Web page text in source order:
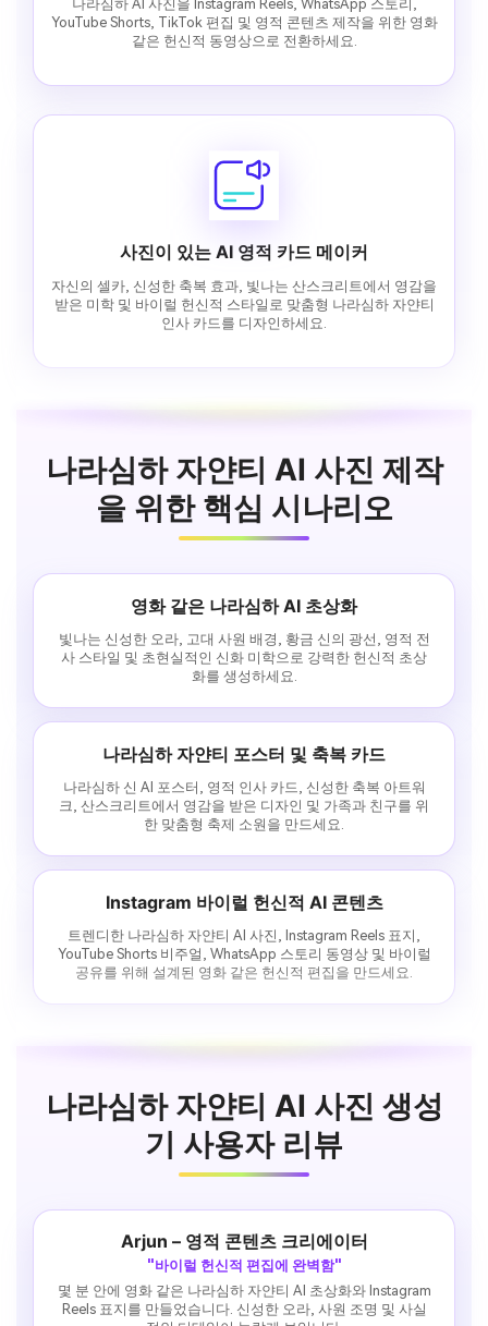
나라심하 AI 사진을 Instagram Reels, WhatsApp 스토리,
YouTube Shorts, TikTok 편집 및 영적 콘텐츠 제작을 위한 영화
같은 헌신적 동영상으로 전환하세요.
사진이 있는 AI 영적 카드 메이커
자신의 셀카, 신성한 축복 효과, 빛나는 산스크리트에서 영감을
받은 미학 및 바이럴 헌신적 스타일로 맞춤형 나라심하 자얀티
인사 카드를 디자인하세요.
나라심하 자얀티 AI 사진 제작
을 위한 핵심 시나리오
영화 같은 나라심하 AI 초상화
빛나는 신성한 오라, 고대 사원 배경, 황금 신의 광선, 영적 전
사 스타일 및 초현실적인 신화 미학으로 강력한 헌신적 초상
화를 생성하세요.
나라심하 자얀티 포스터 및 축복 카드
나라심하 신 AI 포스터, 영적 인사 카드, 신성한 축복 아트워
크, 산스크리트에서 영감을 받은 디자인 및 가족과 친구를 위
한 맞춤형 축제 소원을 만드세요.
Instagram 바이럴 헌신적 AI 콘텐츠
트렌디한 나라심하 자얀티 AI 사진, Instagram Reels 표지,
YouTube Shorts 비주얼, WhatsApp 스토리 동영상 및 바이럴
공유를 위해 설계된 영화 같은 헌신적 편집을 만드세요.
나라심하 자얀티 AI 사진 생성
기 사용자 리뷰
Arjun – 영적 콘텐츠 크리에이터
"바이럴 헌신적 편집에 완벽함"
몇 분 안에 영화 같은 나라심하 자얀티 AI 초상화와 Instagram
Reels 표지를 만들었습니다. 신성한 오라, 사원 조명 및 사실